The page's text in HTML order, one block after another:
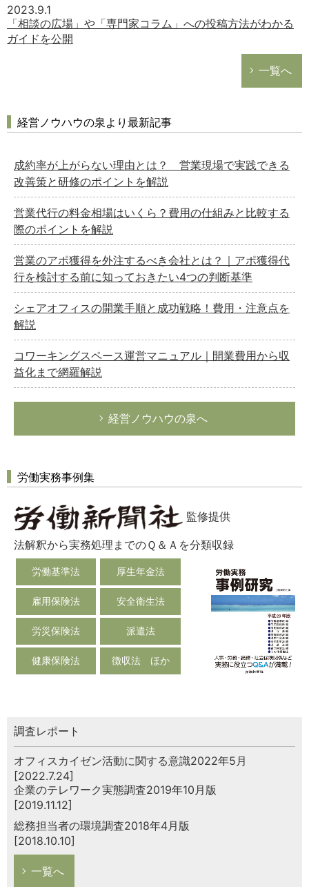
2023.9.1
「相談の広場」や「専門家コラム」への投稿方法がわかる
ガイドを公開
一覧へ
経営ノウハウの泉より最新記事
成約率が上がらない理由とは？ 営業現場で実践できる
改善策と研修のポイントを解説
営業代行の料金相場はいくら？費用の仕組みと比較する
際のポイントを解説
営業のアポ獲得を外注するべき会社とは？｜アポ獲得代
行を検討する前に知っておきたい4つの判断基準
シェアオフィスの開業手順と成功戦略！費用・注意点を
解説
コワーキングスペース運営マニュアル｜開業費用から収
益化まで網羅解説
経営ノウハウの泉へ
労働実務事例集
監修提供
法解釈から実務処理までのＱ＆Ａを分類収録
労働基準法 厚生年金法
雇用保険法 安全衛生法
労災保険法 派遣法
健康保険法 徴収法 ほか
調査レポート
オフィスカイゼン活動に関する意識2022年5月
[2022.7.24]
企業のテレワーク実態調査2019年10月版
[2019.11.12]
総務担当者の環境調査2018年4月版
[2018.10.10]
一覧へ